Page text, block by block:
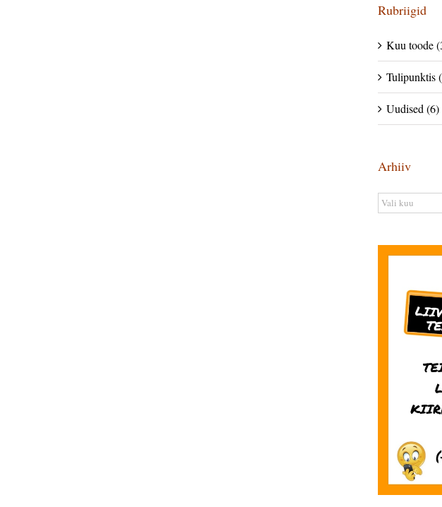
Rubriigid
Kuu toode
Tulipunktis
Uudised (6)
Arhiiv
Arhiiv